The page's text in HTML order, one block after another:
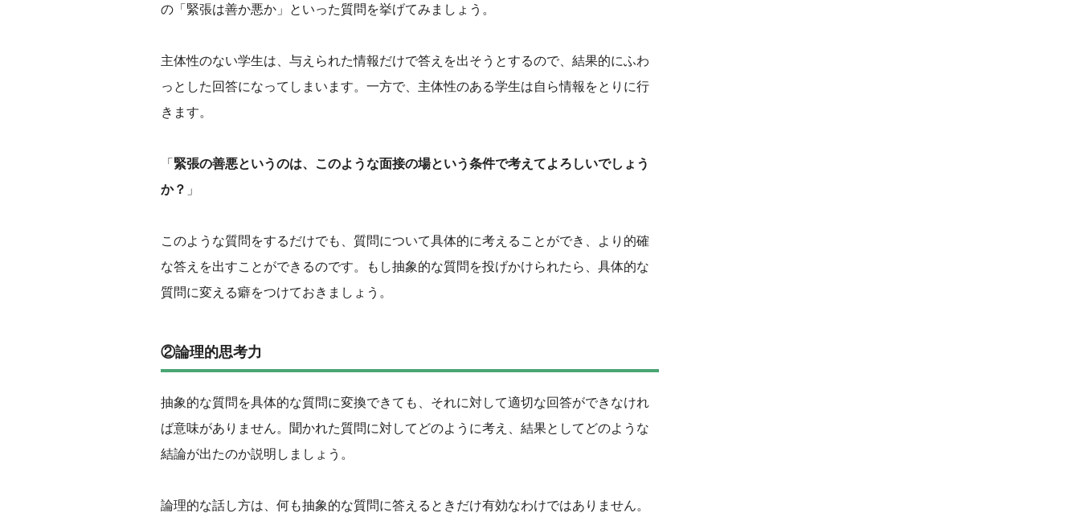
の「緊張は善か悪か」といった質問を挙げてみましょう。
‌主体性のない学生は、与えられた情報だけで答えを出そうとするので、結果的にふわ
っとした回答になってしまいます。一方で、主体性のある学生は自ら情報をとりに行
きます。
「 緊張の善悪というのは、このような面接の場という条件で考えてよろしいでしょう
か？ 」
このような質問をするだけでも、質問について具体的に考えることができ、より的確
な答えを出すことができるのです。もし抽象的な質問を投げかけられたら、具体的な
質問に変える癖をつけておきましょう。
②論理的思考力
抽象的な質問を具体的な質問に変換できても、それに対して適切な回答ができなけれ
ば意味がありません。聞かれた質問に対してどのように考え、結果としてどのような
結論が出たのか説明しましょう。
‌論理的な話し方は、何も抽象的な質問に答えるときだけ有効なわけではありません。